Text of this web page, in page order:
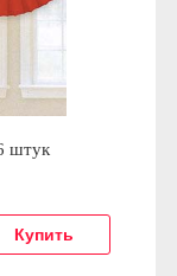
штук